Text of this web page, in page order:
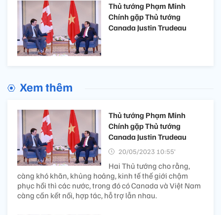
Thủ tướng Phạm Minh
Chính gặp Thủ tướng
Canada Justin Trudeau
Xem thêm
Thủ tướng Phạm Minh
Chính gặp Thủ tướng
Canada Justin Trudeau
20/05/2023 10:55’
Hai Thủ tướng cho rằng,
càng khó khăn, khủng hoảng, kinh tế thế giới chậm
phục hồi thì các nước, trong đó có Canada và Việt Nam
càng cần kết nối, hợp tác, hỗ trợ lẫn nhau.